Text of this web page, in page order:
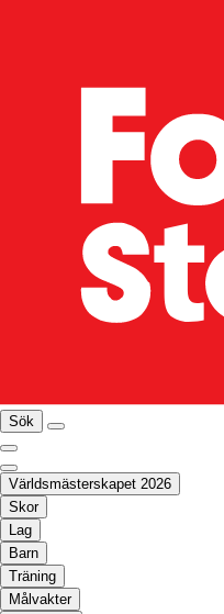
Sök
Världsmästerskapet 2026
Skor
Lag
Barn
Träning
Målvakter